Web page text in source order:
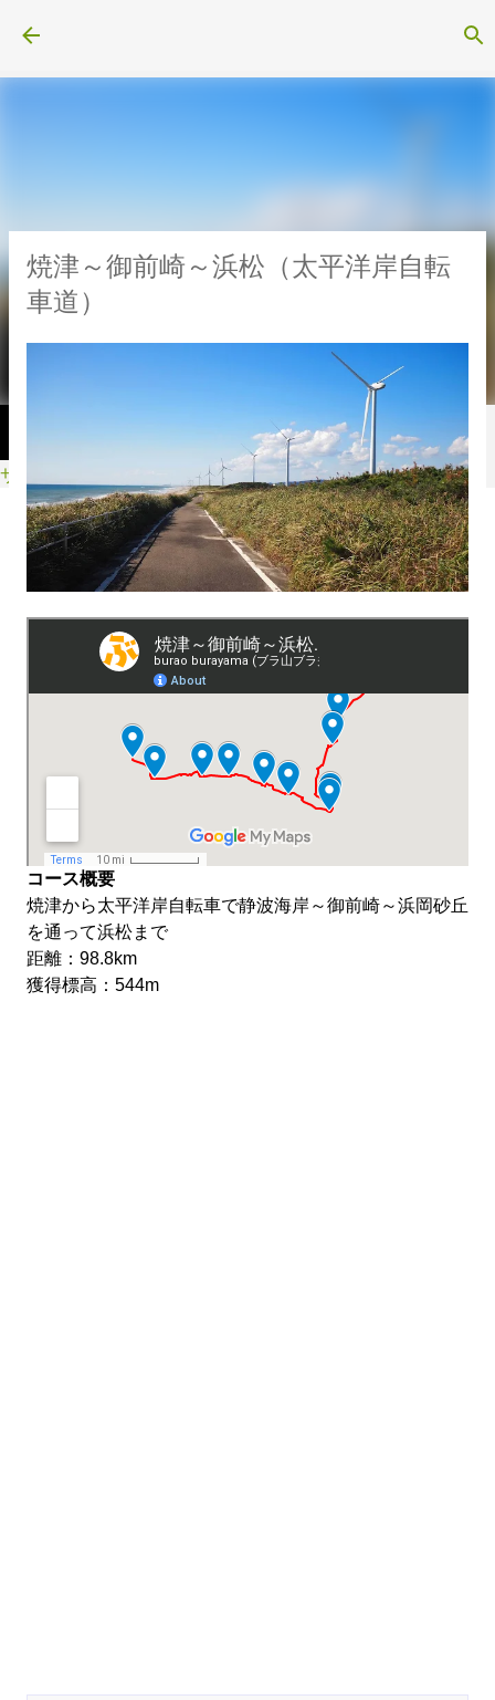
サイクル・スポーツ用品
焼津～御前崎～浜松（太平洋岸自転
車道）
コース概要
焼津から太平洋岸自転車で静波海岸～御前崎～浜岡砂丘
を通って浜松まで
距離：98.8km
獲得標高：544m